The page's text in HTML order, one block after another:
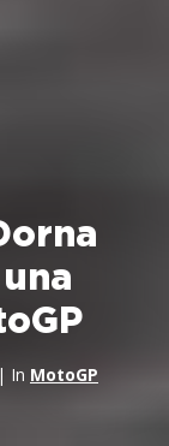
In MotoGP